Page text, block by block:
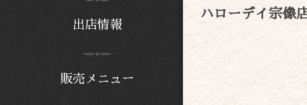
ハローデイ宗像
販売メニュー
出店情報